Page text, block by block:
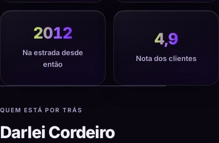
2012
Na estrada desde
então
4,9
Nota dos clientes
QUEM ESTÁ POR TRÁS
Darlei Cordeiro